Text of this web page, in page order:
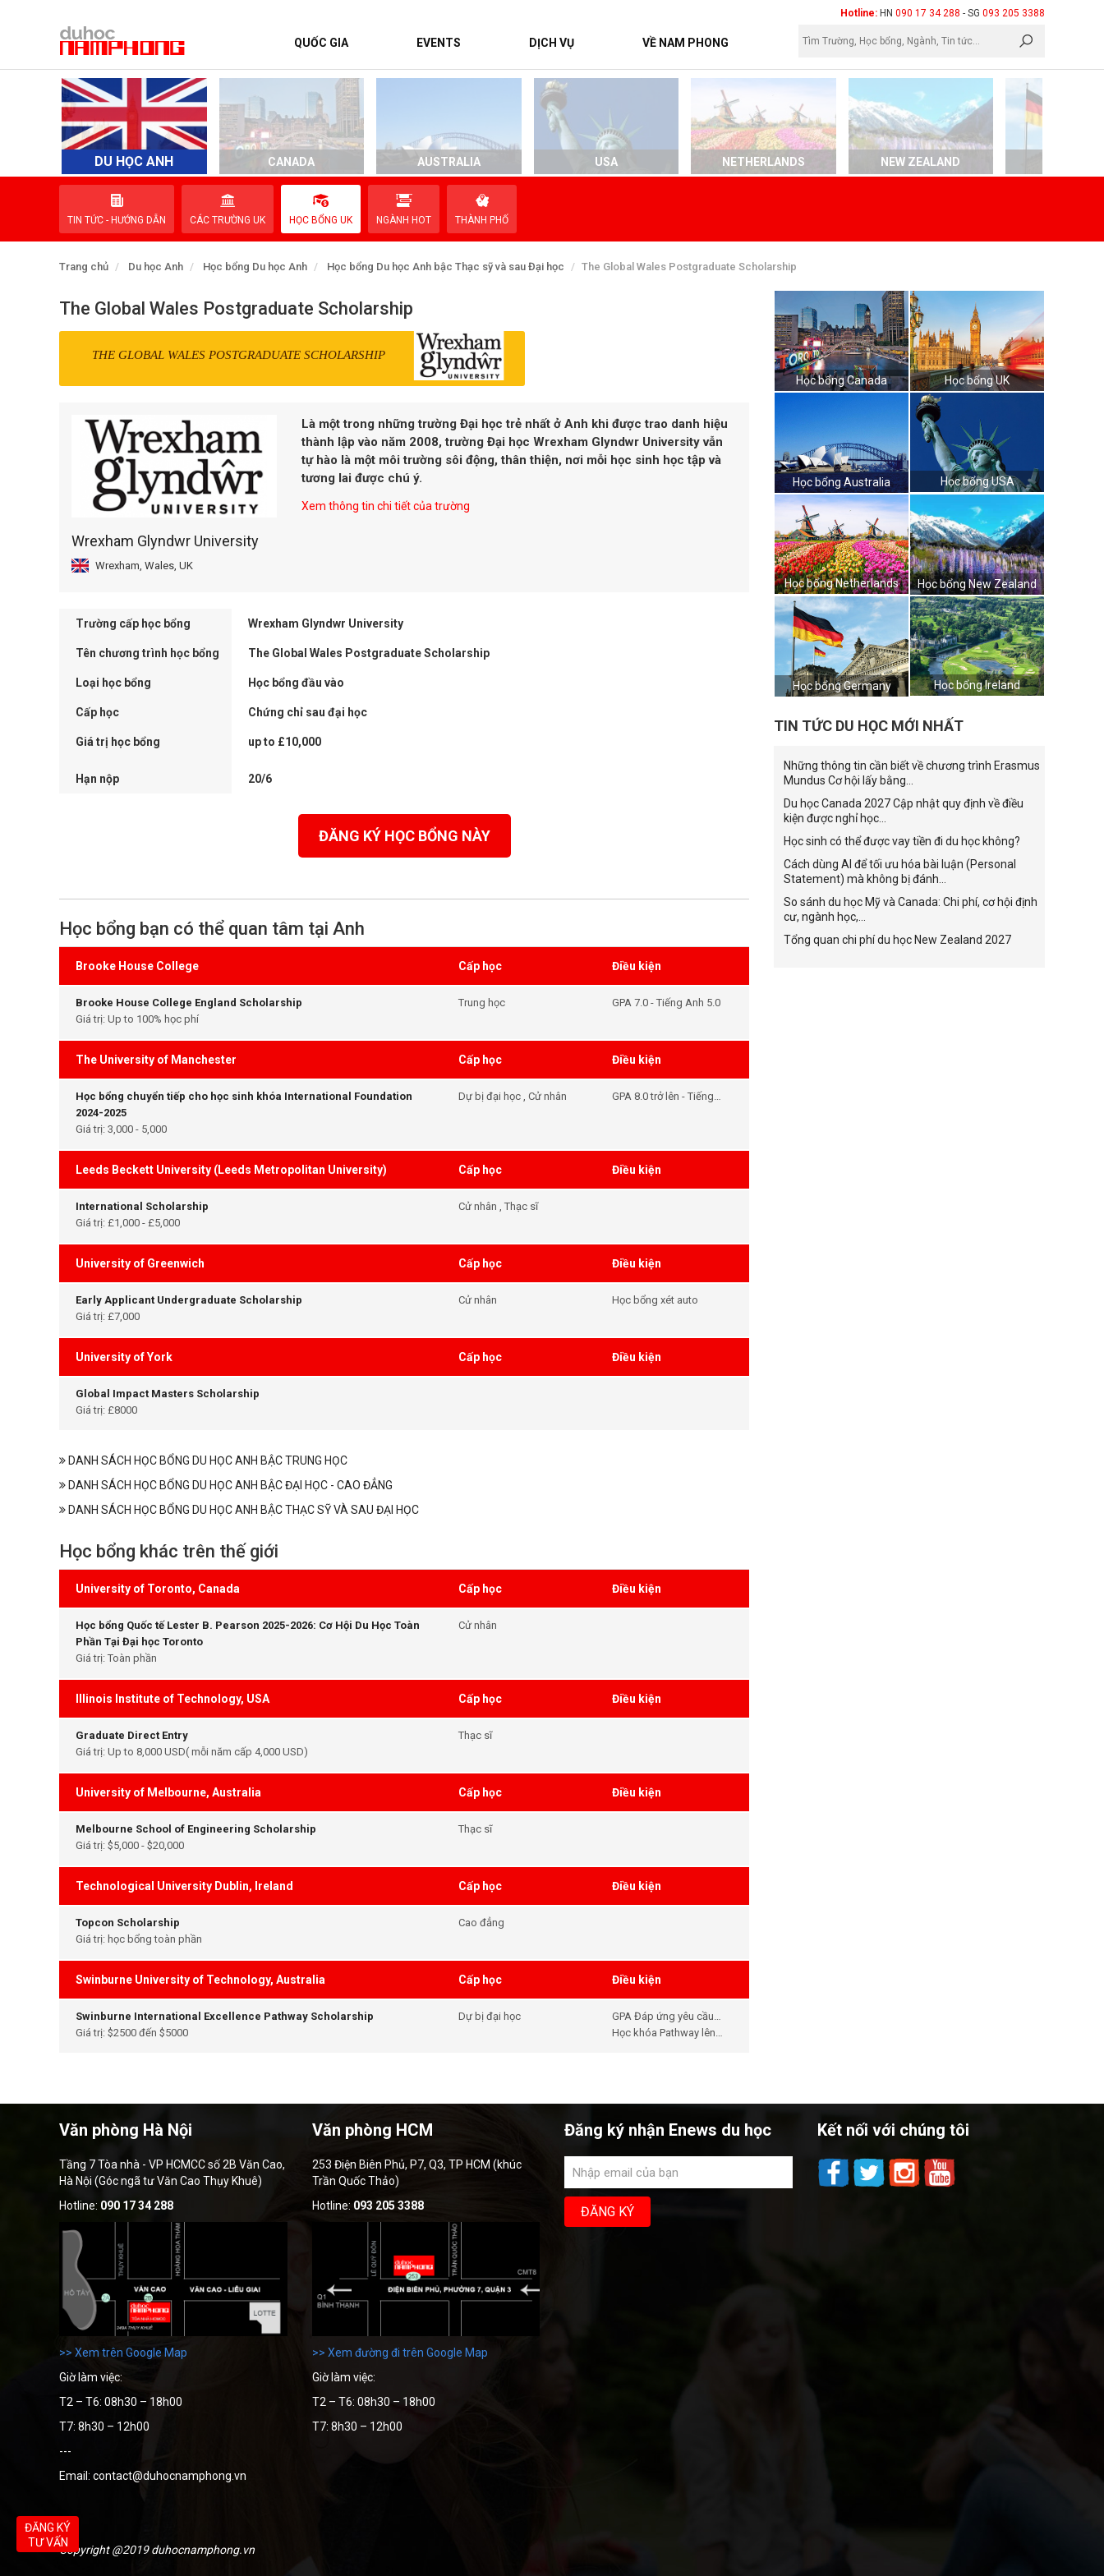
Hotline: HN 090 17 34 288 - SG 093 205 3388
QUỐC GIA EVENTS DỊCH VỤ VỀ NAM PHONG
DU HỌC ANH CANADA AUSTRALIA USA NETHERLANDS NEW ZEALAND
TIN TỨC - HƯỚNG DẪN CÁC TRƯỜNG UK HỌC BỔNG UK NGÀNH HOT THÀNH PHỐ
Trang chủ Du học Anh Học bổng Du học Anh Học bổng Du học Anh bậc Thạc sỹ và sau Đại học The Global Wales Postgraduate Scholarship
The Global Wales Postgraduate Scholarship
THE GLOBAL WALES POSTGRADUATE SCHOLARSHIP
Wrexham Glyndwr University
Wrexham, Wales, UK
Là một trong những trường Đại học trẻ nhất ở Anh khi được trao danh hiệu
thành lập vào năm 2008, trường Đại học Wrexham Glyndwr University vẫn
tự hào là một môi trường sôi động, thân thiện, nơi mỗi học sinh học tập và
tương lai được chú ý.
Xem thông tin chi tiết của trường
Trường cấp học bổng Wrexham Glyndwr University
Tên chương trình học bổng The Global Wales Postgraduate Scholarship
Loại học bổng Học bổng đầu vào
Cấp học Chứng chỉ sau đại học
Giá trị học bổng up to £10,000
Hạn nộp 20/6
ĐĂNG KÝ HỌC BỔNG NÀY
Học bổng bạn có thể quan tâm tại Anh
Brooke House College Cấp học Điều kiện
Brooke House College England Scholarship
Giá trị: Up to 100% học phí
Trung học GPA 7.0 - Tiếng Anh 5.0
The University of Manchester Cấp học Điều kiện
Học bổng chuyển tiếp cho học sinh khóa International Foundation
2024-2025
Giá trị: 3,000 - 5,000
Dự bị đại học , Cử nhân
GPA 8.0 trở lên - Tiếng
Leeds Beckett University (Leeds Metropolitan University) Cấp học Điều kiện
International Scholarship
Giá trị: £1,000 - £5,000
Cử nhân , Thạc sĩ
University of Greenwich Cấp học Điều kiện
Early Applicant Undergraduate Scholarship
Giá trị: £7,000
Cử nhân Học bổng xét auto
University of York Cấp học Điều kiện
Global Impact Masters Scholarship
Giá trị: £8000
DANH SÁCH HỌC BỔNG DU HỌC ANH BẬC TRUNG HỌC
DANH SÁCH HỌC BỔNG DU HỌC ANH BẬC ĐẠI HỌC - CAO ĐẲNG
DANH SÁCH HỌC BỔNG DU HỌC ANH BẬC THẠC SỸ VÀ SAU ĐẠI HỌC
Học bổng khác trên thế giới
University of Toronto, Canada Cấp học Điều kiện
Học bổng Quốc tế Lester B. Pearson 2025-2026: Cơ Hội Du Học Toàn
Phần Tại Đại học Toronto
Giá trị: Toàn phần
Cử nhân
Illinois Institute of Technology, USA Cấp học Điều kiện
Graduate Direct Entry
Giá trị: Up to 8,000 USD( mỗi năm cấp 4,000 USD)
Thạc sĩ
University of Melbourne, Australia Cấp học Điều kiện
Melbourne School of Engineering Scholarship
Giá trị: $5,000 - $20,000
Thạc sĩ
Technological University Dublin, Ireland Cấp học Điều kiện
Topcon Scholarship
Giá trị: học bổng toàn phần
Cao đẳng
Swinburne University of Technology, Australia Cấp học Điều kiện
Swinburne International Excellence Pathway Scholarship
Giá trị: $2500 đến $5000
Dự bị đại học
GPA Đáp ứng yêu cầu
đầu vào của khóa học -
Học khóa Pathway lên
Học bổng Canada Học bổng UK
Học bổng Australia Học bổng USA
Học bổng Netherlands Học bổng New Zealand
Học bổng Germany Học bổng Ireland
TIN TỨC DU HỌC MỚI NHẤT
Những thông tin cần biết về chương trình Erasmus
Mundus Cơ hội lấy bằng...
Du học Canada 2027 Cập nhật quy định về điều
kiện được nghỉ học...
Học sinh có thể được vay tiền đi du học không?
Cách dùng AI để tối ưu hóa bài luận (Personal
Statement) mà không bị đánh...
So sánh du học Mỹ và Canada: Chi phí, cơ hội định
cư, ngành học,...
Tổng quan chi phí du học New Zealand 2027
Văn phòng Hà Nội
Tầng 7 Tòa nhà - VP HCMCC số 2B Văn Cao,
Hà Nội (Góc ngã tư Văn Cao Thụy Khuê)
Hotline: 090 17 34 288
>> Xem trên Google Map
Giờ làm việc:
T2 – T6: 08h30 – 18h00
T7: 8h30 – 12h00
---
Văn phòng HCM
253 Điện Biên Phủ, P7, Q3, TP HCM (khúc
Trần Quốc Thảo)
Hotline: 093 205 3388
>> Xem đường đi trên Google Map
Giờ làm việc:
T2 – T6: 08h30 – 18h00
T7: 8h30 – 12h00
Email: contact@duhocnamphong.vn
Đăng ký nhận Enews du học Kết nối với chúng tôi
Copyright @2019 duhocnamphong.vn
ĐĂNG KÝ
TƯ VẤN
TRANG CHỦ
QUỐC GIA
EVENTS
LIÊN HỆ